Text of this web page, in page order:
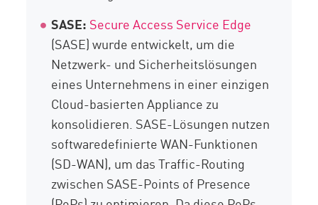
SASE: Secure Access Service Edge
(SASE) wurde entwickelt, um die
Netzwerk- und Sicherheitslösungen
eines Unternehmens in einer einzigen
Cloud-basierten Appliance zu
konsolidieren. SASE-Lösungen nutzen
softwaredefinierte WAN-Funktionen
(SD-WAN), um das Traffic-Routing
zwischen SASE-Points of Presence